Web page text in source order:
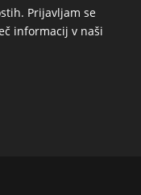
Prijavljam se
informacij v naši